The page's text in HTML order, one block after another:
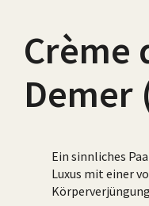
Crème
Demer
Ein sinnliches
Luxus mit einer